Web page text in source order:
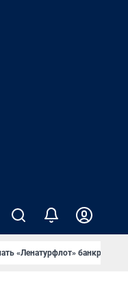
«Ленатурфлот» банкротом